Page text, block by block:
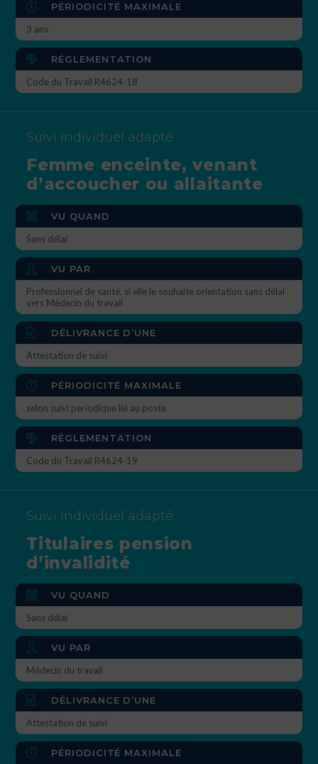
PÉRIODICITÉ MAXIMALE
3 ans
RÉGLEMENTATION
Code du Travail R4624-18
Suivi individuel adapté
Femme enceinte, venant
d’accoucher ou allaitante
VU QUAND
Sans délai
VU PAR
Professionnel de santé, si elle le souhaite orientation sans délai
vers Médecin du travail
DÉLIVRANCE D’UNE
Attestation de suivi
PÉRIODICITÉ MAXIMALE
selon suivi periodique lié au poste
RÉGLEMENTATION
Code du Travail R4624-19
Suivi individuel adapté
Titulaires pension
d’invalidité
VU QUAND
Sans délai
VU PAR
Médecin du travail
DÉLIVRANCE D’UNE
Attestation de suivi
PÉRIODICITÉ MAXIMALE